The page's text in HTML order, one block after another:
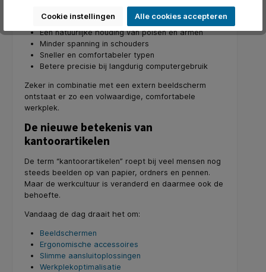
zorgen voor:
Een natuurlijke houding van polsen en armen
Minder spanning in schouders
Sneller en comfortabeler typen
Betere precisie bij langdurig computergebruik
Zeker in combinatie met een extern beeldscherm
ontstaat er zo een volwaardige, comfortabele
werkplek.
De nieuwe betekenis van
kantoorartikelen
De term “kantoorartikelen” roept bij veel mensen nog
steeds beelden op van papier, ordners en pennen.
Maar de werkcultuur is veranderd en daarmee ook de
behoefte.
Vandaag de dag draait het om:
Beeldschermen
Ergonomische accessoires
Slimme aansluitoplossingen
Werkplekoptimalisatie
Cookie instellingen Alle cookies accepteren